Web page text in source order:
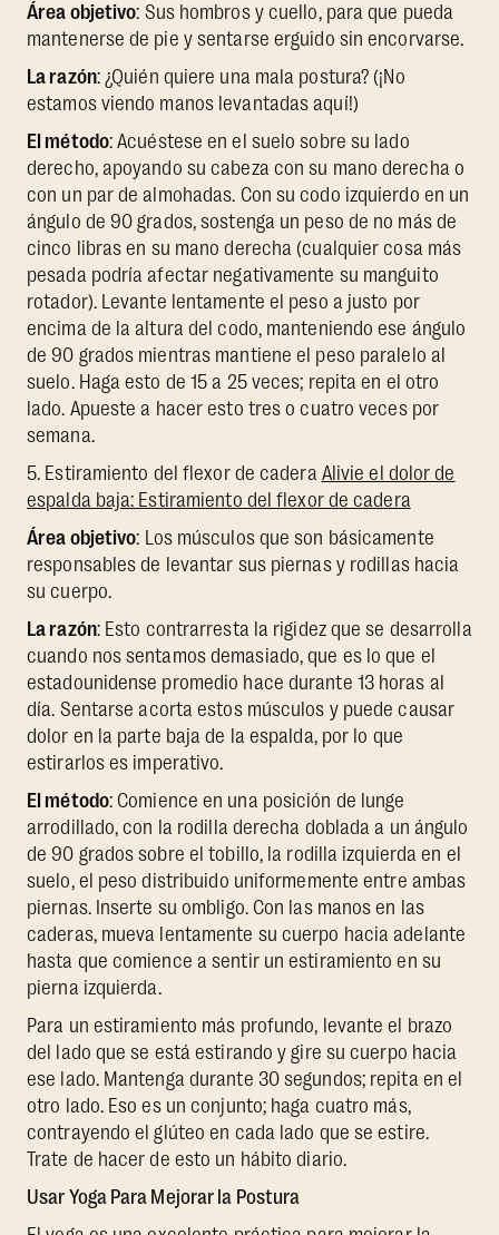
Área objetivo: Sus hombros y cuello, para que pueda
mantenerse de pie y sentarse erguido sin encorvarse.
La razón: ¿Quién quiere una mala postura? (¡No
estamos viendo manos levantadas aquí!)
El método: Acuéstese en el suelo sobre su lado
derecho, apoyando su cabeza con su mano derecha o
con un par de almohadas. Con su codo izquierdo en un
ángulo de 90 grados, sostenga un peso de no más de
cinco libras en su mano derecha (cualquier cosa más
pesada podría afectar negativamente su manguito
rotador). Levante lentamente el peso a justo por
encima de la altura del codo, manteniendo ese ángulo
de 90 grados mientras mantiene el peso paralelo al
suelo. Haga esto de 15 a 25 veces; repita en el otro
lado. Apueste a hacer esto tres o cuatro veces por
semana.
5. Estiramiento del flexor de cadera Alivie el dolor de
espalda baja: Estiramiento del flexor de cadera
Área objetivo: Los músculos que son básicamente
responsables de levantar sus piernas y rodillas hacia
su cuerpo.
La razón: Esto contrarresta la rigidez que se desarrolla
cuando nos sentamos demasiado, que es lo que el
estadounidense promedio hace durante 13 horas al
día. Sentarse acorta estos músculos y puede causar
dolor en la parte baja de la espalda, por lo que
estirarlos es imperativo.
El método: Comience en una posición de lunge
arrodillado, con la rodilla derecha doblada a un ángulo
de 90 grados sobre el tobillo, la rodilla izquierda en el
suelo, el peso distribuido uniformemente entre ambas
piernas. Inserte su ombligo. Con las manos en las
caderas, mueva lentamente su cuerpo hacia adelante
hasta que comience a sentir un estiramiento en su
pierna izquierda.
Para un estiramiento más profundo, levante el brazo
del lado que se está estirando y gire su cuerpo hacia
ese lado. Mantenga durante 30 segundos; repita en el
otro lado. Eso es un conjunto; haga cuatro más,
contrayendo el glúteo en cada lado que se estire.
Trate de hacer de esto un hábito diario.
Usar Yoga Para Mejorar la Postura